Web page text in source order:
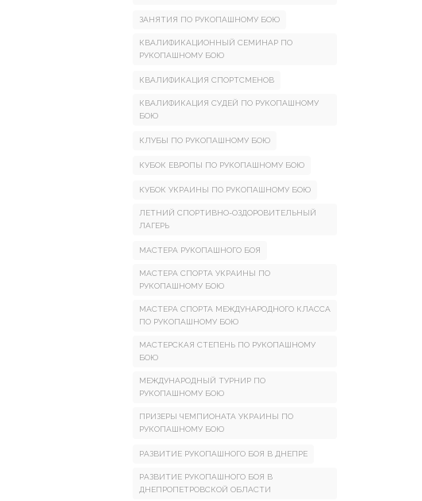
ЗАНЯТИЯ ПО РУКОПАШНОМУ БОЮ
КВАЛИФИКАЦИОННЫЙ СЕМИНАР ПО
РУКОПАШНОМУ БОЮ
КВАЛИФИКАЦИЯ СПОРТСМЕНОВ
КВАЛИФИКАЦИЯ СУДЕЙ ПО РУКОПАШНОМУ
БОЮ
КЛУБЫ ПО РУКОПАШНОМУ БОЮ
КУБОК ЕВРОПЫ ПО РУКОПАШНОМУ БОЮ
КУБОК УКРАИНЫ ПО РУКОПАШНОМУ БОЮ
ЛЕТНИЙ СПОРТИВНО-ОЗДОРОВИТЕЛЬНЫЙ
ЛАГЕРЬ
МАСТЕРА РУКОПАШНОГО БОЯ
МАСТЕРА СПОРТА УКРАИНЫ ПО
РУКОПАШНОМУ БОЮ
МАСТЕРА СПОРТА МЕЖДУНАРОДНОГО КЛАССА
ПО РУКОПАШНОМУ БОЮ
МАСТЕРСКАЯ СТЕПЕНЬ ПО РУКОПАШНОМУ
БОЮ
МЕЖДУНАРОДНЫЙ ТУРНИР ПО
РУКОПАШНОМУ БОЮ
ПРИЗЕРЫ ЧЕМПИОНАТА УКРАИНЫ ПО
РУКОПАШНОМУ БОЮ
РАЗВИТИЕ РУКОПАШНОГО БОЯ В ДНЕПРЕ
РАЗВИТИЕ РУКОПАШНОГО БОЯ В
ДНЕПРОПЕТРОВСКОЙ ОБЛАСТИ